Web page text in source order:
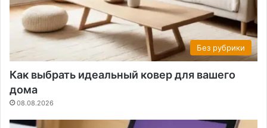
Без рубрики
Как выбрать идеальный ковер для вашего
дома
08.08.2026